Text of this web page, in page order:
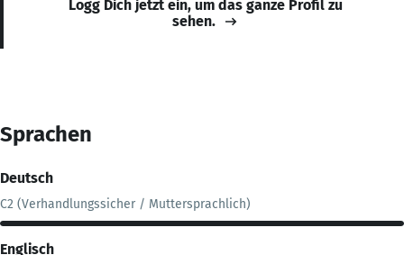
Logg Dich jetzt ein, um das ganze Profil zu
sehen.
Sprachen
Deutsch
C2 (Verhandlungssicher / Muttersprachlich)
Englisch